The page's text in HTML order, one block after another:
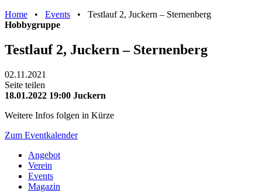
Home • Events • Testlauf 2, Juckern – Sternenberg
Hobbygruppe
Testlauf 2, Juckern – Sternenberg
02.11.2021
Seite teilen
18.01.2022 19:00 Juckern
Weitere Infos folgen in Kürze
Zum Eventkalender
Angebot
Verein
Events
Magazin